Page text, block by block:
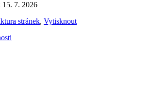
15. 7. 2026
stránek, Vytisknout